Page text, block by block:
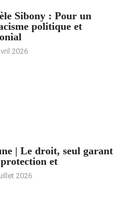
Sibony : Pour un
politique et
2026
| Le droit, seul garant
et
2026